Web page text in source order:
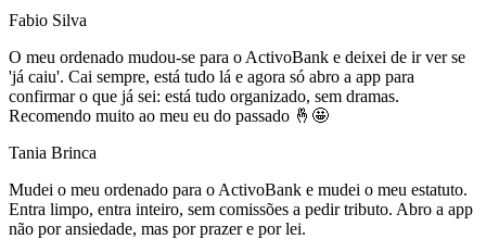
Fabio Silva
O meu ordenado mudou-se para o ActivoBank e deixei de ir ver se
'já caiu'. Cai sempre, está tudo lá e agora só abro a app para
confirmar o que já sei: está tudo organizado, sem dramas.
Recomendo muito ao meu eu do passado 🤞🤩
Tania Brinca
Mudei o meu ordenado para o ActivoBank e mudei o meu estatuto.
Entra limpo, entra inteiro, sem comissões a pedir tributo. Abro a app
não por ansiedade, mas por prazer e por lei.